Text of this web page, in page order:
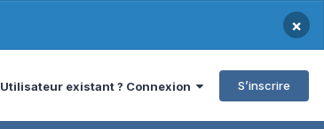
×
Utilisateur existant ? Connexion S’inscrire